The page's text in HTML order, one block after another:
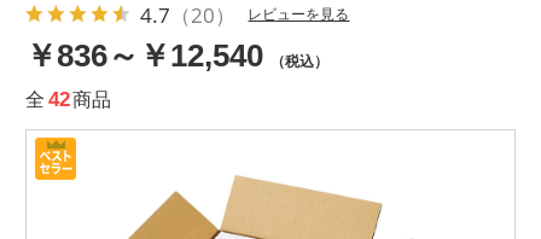
4.7 （20） レビューを見る
￥836～￥12,540 （税込）
全 42商品